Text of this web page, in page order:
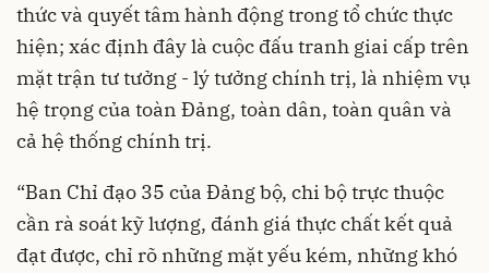
thức và quyết tâm hành động trong tổ chức thực
hiện; xác định đây là cuộc đấu tranh giai cấp trên
mặt trận tư tưởng - lý tưởng chính trị, là nhiệm vụ
hệ trọng của toàn Đảng, toàn dân, toàn quân và
cả hệ thống chính trị.
“Ban Chỉ đạo 35 của Đảng bộ, chi bộ trực thuộc
cần rà soát kỹ lượng, đánh giá thực chất kết quả
đạt được, chỉ rõ những mặt yếu kém, những khó